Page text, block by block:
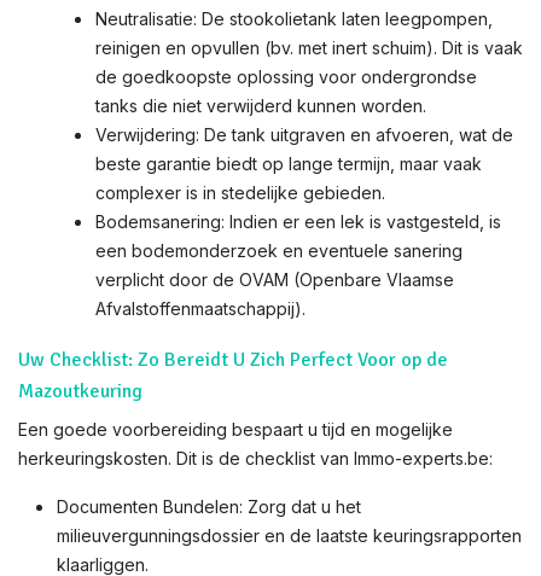
Neutralisatie: De stookolietank laten leegpompen,
reinigen en opvullen (bv. met inert schuim). Dit is vaak
de goedkoopste oplossing voor ondergrondse
tanks die niet verwijderd kunnen worden.
Verwijdering: De tank uitgraven en afvoeren, wat de
beste garantie biedt op lange termijn, maar vaak
complexer is in stedelijke gebieden.
Bodemsanering: Indien er een lek is vastgesteld, is
een bodemonderzoek en eventuele sanering
verplicht door de OVAM (Openbare Vlaamse
Afvalstoffenmaatschappij).
Uw Checklist: Zo Bereidt U Zich Perfect Voor op de
Mazoutkeuring
Een goede voorbereiding bespaart u tijd en mogelijke
herkeuringskosten. Dit is de checklist van Immo-experts.be:
Documenten Bundelen: Zorg dat u het
milieuvergunningsdossier en de laatste keuringsrapporten
klaarliggen.